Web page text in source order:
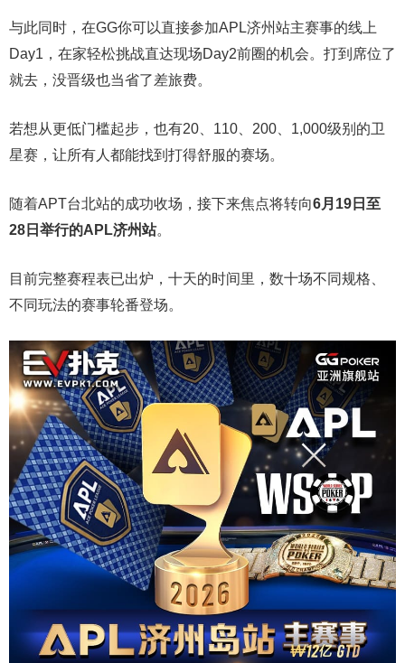
与此同时，在GG你可以直接参加APL济州站主赛事的线上
Day1，在家轻松挑战直达现场Day2前圈的机会。打到席位了
就去，没晋级也当省了差旅费。
若想从更低门槛起步，也有20、110、200、1,000级别的卫
星赛，让所有人都能找到打得舒服的赛场。
随着APT台北站的成功收场，接下来焦点将转向6月 19 日至
28 日举行的APL济州站。
目前完整赛程表已出炉，十天的时间里，数十场不同规格、
不同玩法的赛事轮番登场。